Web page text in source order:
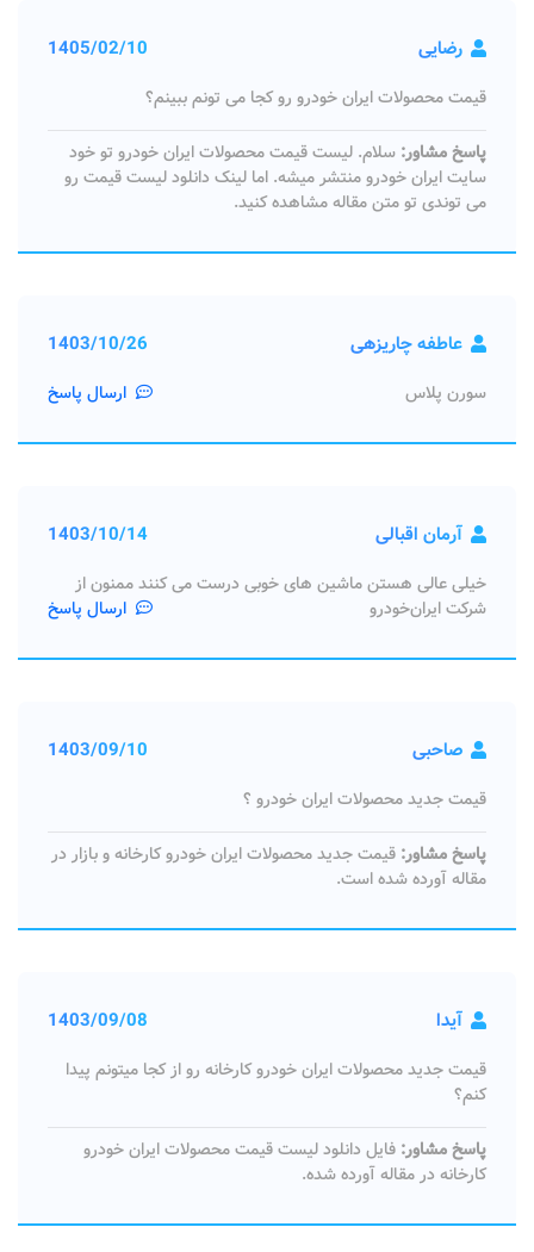
رضایی 1405/02/10
قیمت محصولات ایران خودرو رو کجا می تونم ببینم؟
پاسخ مشاور: سلام. لیست قیمت محصولات ایران خودرو تو خود
سایت ایران خودرو منتشر میشه. اما لینک دانلود لیست قیمت رو
می توندی تو متن مقاله مشاهده کنید.
عاطفه چاریزهی 1403/10/26
سورن پلاس ارسال پاسخ
آرمان اقبالی 1403/10/14
خیلی عالی هستن ماشین های خوبی درست می کنند ممنون از
شرکت ایران‌خودرو
ارسال پاسخ
صاحبی 1403/09/10
قیمت جدید محصولات ایران خودرو ؟
پاسخ مشاور: قیمت جدید محصولات ایران خودرو کارخانه و بازار در
مقاله آورده شده است.
آیدا 1403/09/08
قیمت جدید محصولات ایران خودرو کارخانه رو از کجا میتونم پیدا
کنم؟
پاسخ مشاور: فایل دانلود لیست قیمت محصولات ایران خودرو
کارخانه در مقاله آورده شده.